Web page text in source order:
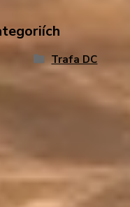
Trafa DC